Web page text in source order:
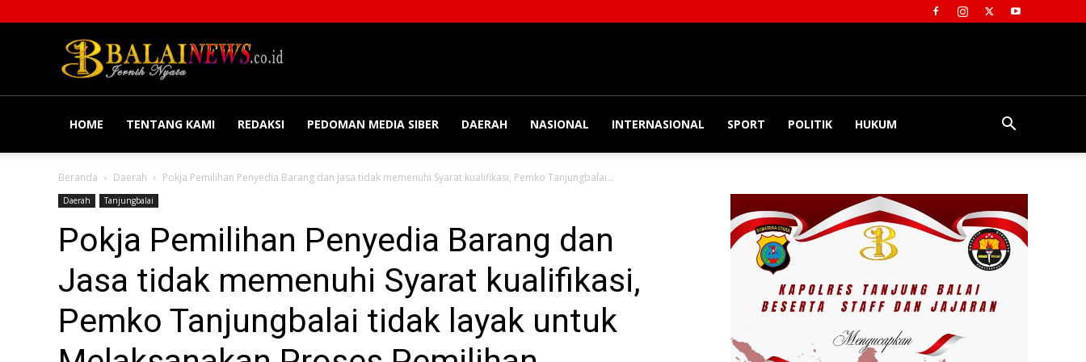
HOME TENTANG KAMI REDAKSI PEDOMAN MEDIA SIBER DAERAH NASIONAL INTERNASIONAL SPORT POLITIK HUKUM
Beranda Daerah Pokja Pemilihan Penyedia Barang dan Jasa tidak memenuhi Syarat kualifikasi, Pemko Tanjungbalai...
Daerah Tanjungbalai
Pokja Pemilihan Penyedia Barang dan
Jasa tidak memenuhi Syarat kualifikasi,
Pemko Tanjungbalai tidak layak untuk